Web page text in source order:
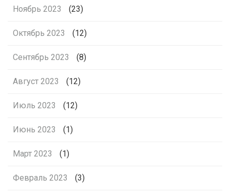
Ноябрь 2023 (23)
Октябрь 2023 (12)
Сентябрь 2023 (8)
Август 2023 (12)
Июль 2023 (12)
Июнь 2023 (1)
Март 2023 (1)
Февраль 2023 (3)